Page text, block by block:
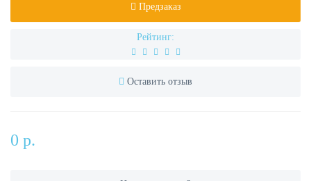
Предзаказ
Рейтинг:
Оставить отзыв
0 р.